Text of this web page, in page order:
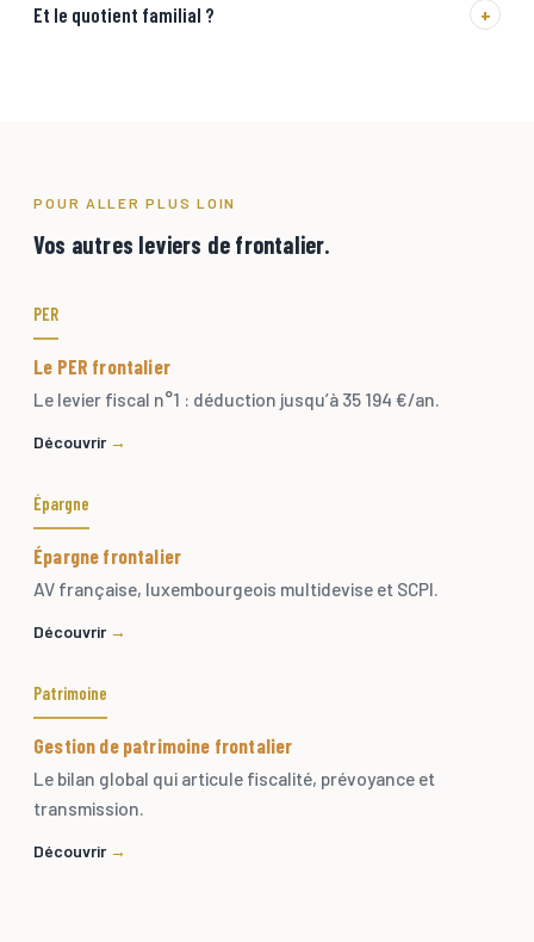
Et le quotient familial ? +
POUR ALLER PLUS LOIN
Vos autres leviers de frontalier.
PER
Le PER frontalier
Le levier fiscal n°1 : déduction jusqu’à 35 194 €/an.
Découvrir
Épargne
Épargne frontalier
AV française, luxembourgeois multidevise et SCPI.
Découvrir
Patrimoine
Gestion de patrimoine frontalier
Le bilan global qui articule fiscalité, prévoyance et
transmission.
Découvrir